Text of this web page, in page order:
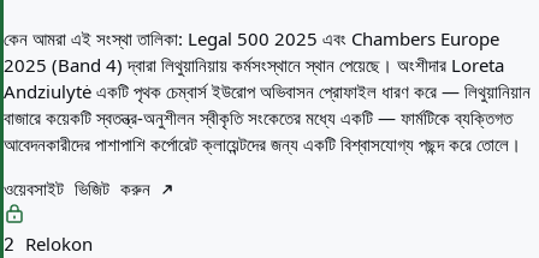
কেন আমরা এই সংস্থা তালিকা: Legal 500 2025 এবং Chambers Europe
2025 (Band 4) দ্বারা লিথুয়ানিয়ায় কর্মসংস্থানে স্থান পেয়েছে। অংশীদার Loreta
Andziulytė একটি পৃথক চেম্বার্স ইউরোপ অভিবাসন প্রোফাইল ধারণ করে — লিথুয়ানিয়ান
বাজারে কয়েকটি স্বতন্ত্র-অনুশীলন স্বীকৃতি সংকেতের মধ্যে একটি — ফার্মটিকে ব্যক্তিগত
আবেদনকারীদের পাশাপাশি কর্পোরেট ক্লায়েন্টদের জন্য একটি বিশ্বাসযোগ্য পছন্দ করে তোলে।
ওয়েবসাইট ভিজিট করুন
2 Relokon